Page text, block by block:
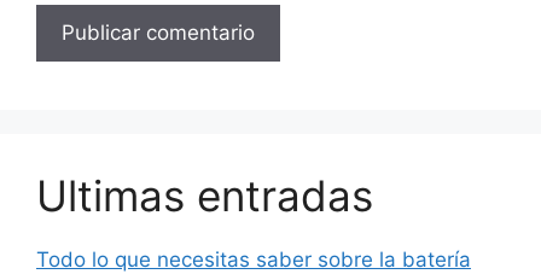
Ultimas entradas
Todo lo que necesitas saber sobre la batería